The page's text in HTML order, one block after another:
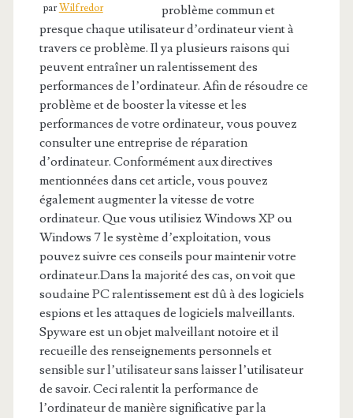
parWilfredor
problème commun et
presque chaque utilisateur d’ordinateur vient à
travers ce problème. Il ya plusieurs raisons qui
peuvent entraîner un ralentissement des
performances de l’ordinateur. Afin de résoudre ce
problème et de booster la vitesse et les
performances de votre ordinateur, vous pouvez
consulter une entreprise de réparation
d’ordinateur. Conformément aux directives
mentionnées dans cet article, vous pouvez
également augmenter la vitesse de votre
ordinateur. Que vous utilisiez Windows XP ou
Windows 7 le système d’exploitation, vous
pouvez suivre ces conseils pour maintenir votre
ordinateur.Dans la majorité des cas, on voit que
soudaine PC ralentissement est dû à des logiciels
espions et les attaques de logiciels malveillants.
Spyware est un objet malveillant notoire et il
recueille des renseignements personnels et
sensible sur l’utilisateur sans laisser l’utilisateur
de savoir. Ceci ralentit la performance de
l’ordinateur de manière significative par la